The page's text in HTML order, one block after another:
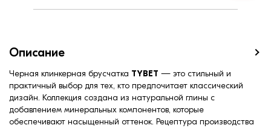
Описание
Черная клинкерная брусчатка TYBET — это стильный и
практичный выбор для тех, кто предпочитает классический
дизайн. Коллекция создана из натуральной глины с
добавлением минеральных компонентов, которые
обеспечивают насыщенный оттенок. Рецептура производства